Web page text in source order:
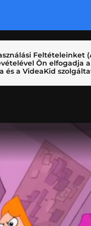
Feltételeinket
Ön
és a VideaKid